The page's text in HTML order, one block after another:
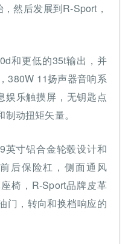
然后发展到R-Sport，
和更低的35t输出，并
380W 11扬声器音响系
娱乐触摸屏，无钥匙点
动扭矩矢量。
英寸铝合金轮毂设计和
后保险杠，侧面通风
椅，R-Sport品牌皮革
门，转向和换档响应的